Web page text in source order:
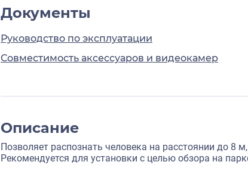
Документы
Руководство по эксплуатации
Совместимость аксессуаров и видеокамер
Описание
Позволяет распознать человека на расстоянии до
Рекомендуется для установки с целью обзора на